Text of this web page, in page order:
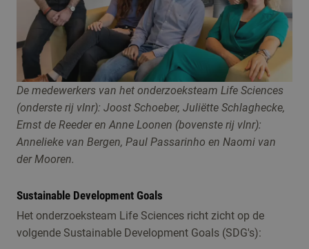
De medewerkers van het onderzoeksteam Life Sciences
(onderste rij vlnr): Joost Schoeber, Juliëtte Schlaghecke,
Ernst de Reeder en Anne Loonen (bovenste rij vlnr):
Annelieke van Bergen, Paul Passarinho en Naomi van
der Mooren.
Sustainable Development Goals
Het onderzoeksteam Life Sciences richt zicht op de
volgende Sustainable Development Goals (SDG's):